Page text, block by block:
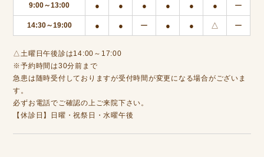
9:00～13:00 ● ● ● ● ● ● ー
14:30～19:00 ● ● ー ● ● △ ー
△土曜日午後診は14:00～17:00
※予約時間は30分前まで
急患は随時受付しておりますが受付時間が変更になる場合がございま
す。
必ずお電話でご確認の上ご来院下さい。
【休診日】日曜・祝祭日・水曜午後